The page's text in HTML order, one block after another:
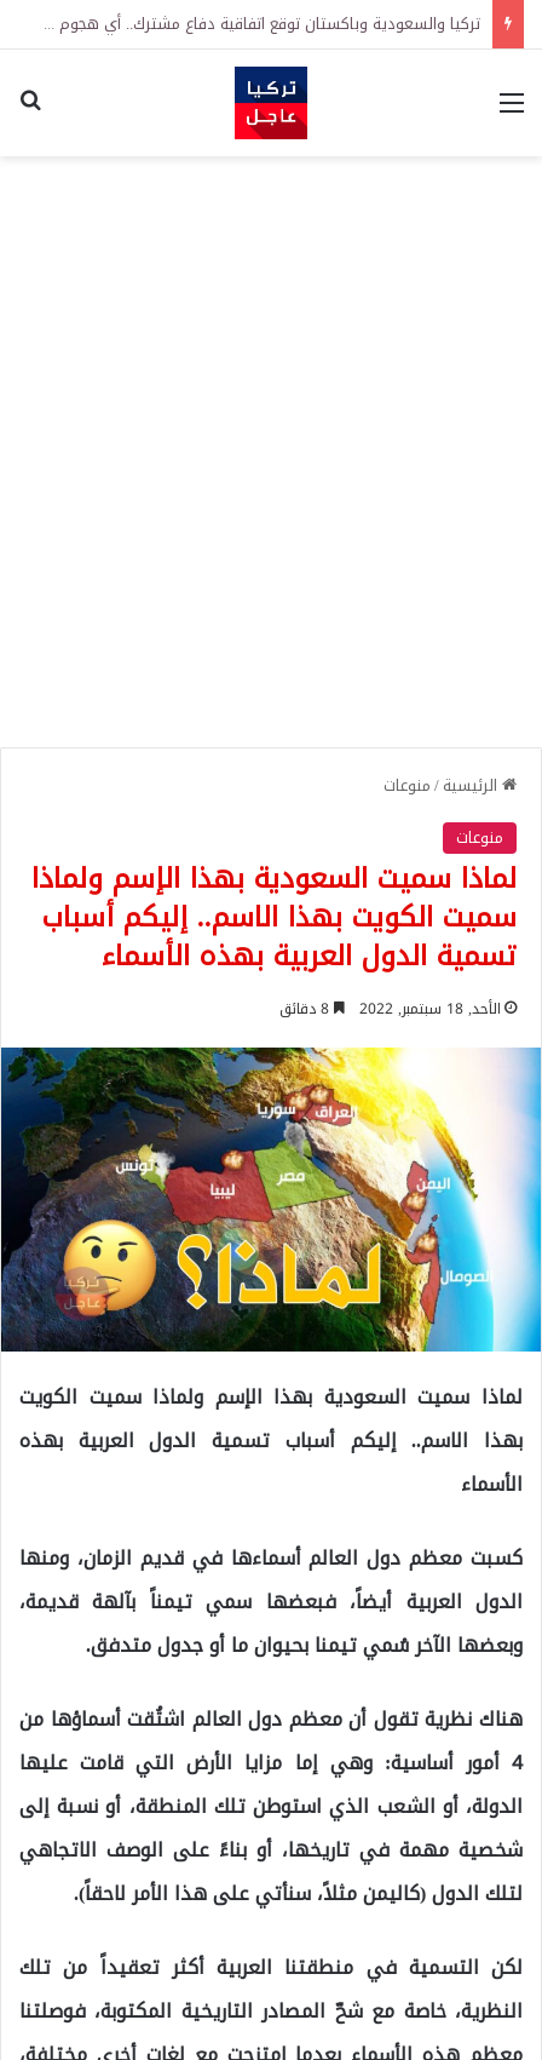
تركيا والسعودية وباكستان توقع اتفاقية دفاع مشترك.. أي هجوم على دولة يُعد هجوماً على الجميع
القائمة
الرئيسية/منوعات
منوعات
لماذا سميت السعودية بهذا الإسم ولماذا
سميت الكويت بهذا الاسم.. إليكم أسباب
تسمية الدول العربية بهذه الأسماء
الأحد, 18 سبتمبر, 2022
لماذا سميت السعودية بهذا الإسم ولماذا سميت الكويت
بهذا الاسم.. إليكم أسباب تسمية الدول العربية بهذه
الأسماء
كسبت معظم دول العالم أسماءها في قديم الزمان، ومنها
الدول العربية أيضاً، فبعضها سمي تيمناً بآلهة قديمة،
وبعضها الآخر سُمي تيمنا بحيوان ما أو جدول متدفق.
هناك نظرية تقول أن معظم دول العالم اشتُقت أسماؤها من
4 أمور أساسية: وهي إما مزايا الأرض التي قامت عليها
الدولة، أو الشعب الذي استوطن تلك المنطقة، أو نسبة إلى
شخصية مهمة في تاريخها، أو بناءً على الوصف الاتجاهي
لتلك الدول (كاليمن مثلاً، سنأتي على هذا الأمر لاحقاً).
لكن التسمية في منطقتنا العربية أكثر تعقيداً من تلك
النظرية، خاصة مع شحّ المصادر التاريخية المكتوبة، فوصلتنا